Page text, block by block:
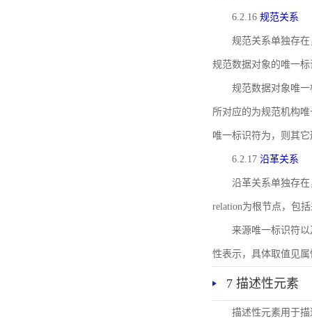
6.2.16 规范关系
规范关系单独存
规范数据对象的唯一
规范数据对象唯一
所对应的为规范机构
唯一标识符为，则其
6.2.17 沿革关系
沿革关系单独存
relation为根节点，包
来源唯一标识符以
性表示，具体取值见属
7 描述性元素
描述性元素用于